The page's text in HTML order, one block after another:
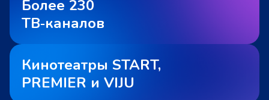
Более 230
ТВ‑каналов
Кинотеатры START,
PREMIER и VIJU